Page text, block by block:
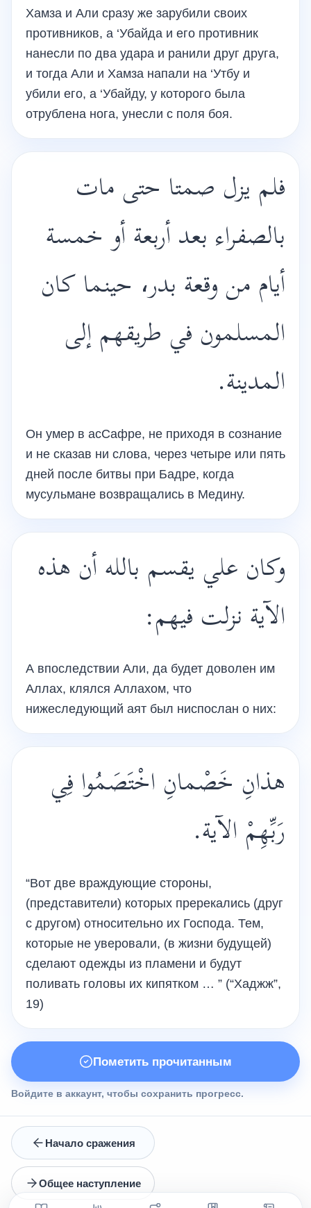
Хамза и Али сразу же зарубили своих
противников, а ‘Убайда и его противник
нанесли по два удара и ранили друг друга,
и тогда Али и Хамза напали на ‘Утбу и
убили его, а ‘Убайду, у которого была
отрублена нога, унесли с поля боя.
فلم يزل صمتا حتى مات
بالصفراء بعد أربعة أو خمسة
أيام من وقعة بدر، حينما كان
المسلمون في طريقهم إلى
المدينة.
Он умер в асСафре, не приходя в сознание
и не сказав ни слова, через четыре или пять
дней после битвы при Бадре, когда
мусульмане возвращались в Медину.
وكان علي يقسم بالله أن هذه
الآية نزلت فيهم:
А впоследствии Али, да будет доволен им
Аллах, клялся Аллахом, что
нижеследующий аят был ниспослан о них:
هذانِ خَصْمانِ اخْتَصَمُوا فِي
رَبِّهِمْ الآية.
“Вот две враждующие стороны,
(представители) которых пререкались (друг
с другом) относительно их Господа. Тем,
которые не уверовали, (в жизни будущей)
сделают одежды из пламени и будут
поливать головы их кипятком … ” (“Хаджж”,
19)
Пометить прочитанным
Войдите в аккаунт, чтобы сохранить прогресс.
Начало сражения
Общее наступление